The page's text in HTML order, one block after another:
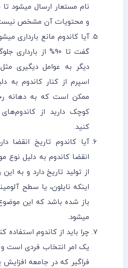
نام مستعار ارسال میشود
و محتویات آن مشخص
آیا کاندوم مانع بارداری
دیگر به عوامل دیگیری
اسپرم از کنار کاندوم به
ممکن است که به دهانه
کوچک دارید از
کنید.
آیا کاندوم تاریخ انقضا
از تولید تاریخ دارد و به
اینکه نایلون، یا سطح
باز شده باشد که این
میشود.
چرا باید از کاندوم استفاده
یک امر انتخاب فردی است و
فراگیر که در جامعه افزایش